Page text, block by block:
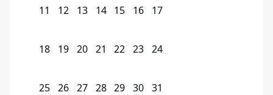
11 12 13 14 15 16 17
18 19 20 21 22 23 24
25 26 27 28 29 30 31